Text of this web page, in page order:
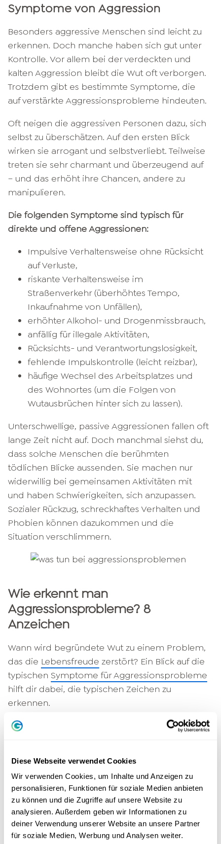
Diese Webseite verwendet Cookies
Wir verwenden Cookies, um Inhalte und Anzeigen zu
personalisieren, Funktionen für soziale Medien anbieten
zu können und die Zugriffe auf unsere Website zu
analysieren. Außerdem geben wir Informationen zu
deiner Verwendung unserer Website an unsere Partner
für soziale Medien, Werbung und Analysen weiter.
Symptome von Aggression
Besonders aggressive Menschen sind leicht zu
erkennen. Doch manche haben sich gut unter
Kontrolle. Vor allem bei der verdeckten und
kalten Aggression bleibt die Wut oft verborgen.
Trotzdem gibt es bestimmte Symptome, die
auf verstärkte Aggressionsprobleme hindeuten.
Oft neigen die aggressiven Personen dazu, sich
selbst zu überschätzen. Auf den ersten Blick
wirken sie arrogant und selbstverliebt. Teilweise
treten sie sehr charmant und überzeugend auf
– und das erhöht ihre Chancen, andere zu
manipulieren.
Die folgenden Symptome sind typisch für
direkte und offene Aggressionen:
Impulsive Verhaltensweise ohne Rücksicht
auf Verluste,
riskante Verhaltensweise im
Straßenverkehr (überhöhtes Tempo,
Inkaufnahme von Unfällen),
erhöhter Alkohol- und Drogenmissbrauch,
anfällig für illegale Aktivitäten,
Rücksichts- und Verantwortungslosigkeit,
fehlende Impulskontrolle (leicht reizbar),
häufige Wechsel des Arbeitsplatzes und
des Wohnortes (um die Folgen von
Wutausbrüchen hinter sich zu lassen).
Unterschwellige, passive Aggressionen fallen oft
lange Zeit nicht auf. Doch manchmal siehst du,
dass solche Menschen die berühmten
tödlichen Blicke aussenden. Sie machen nur
widerwillig bei gemeinsamen Aktivitäten mit
und haben Schwierigkeiten, sich anzupassen.
Sozialer Rückzug, schreckhaftes Verhalten und
Phobien können dazukommen und die
Situation verschlimmern.
Wie erkennt man
Aggressionsprobleme? 8
Anzeichen
Wann wird begründete Wut zu einem Problem,
das die Lebensfreude zerstört? Ein Blick auf die
typischen Symptome für Aggressionsprobleme
hilft dir dabei, die typischen Zeichen zu
erkennen.
Verhaftung,
impulsive Handlungen,
keine Vorausplanung und kein
Verantwortungsbewusstsein (Rechnungen
bleiben unbezahlt, unbedachte Kündigung
des Jobs),